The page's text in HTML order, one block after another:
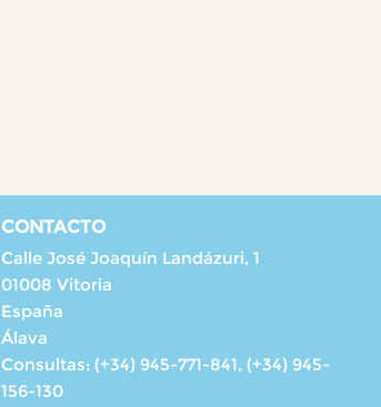
CONTACTO
Calle José Joaquín Landázuri, 1
01008 Vitoria
España
Álava
Consultas: (+34) 945-771-841, (+34) 945-
156-130